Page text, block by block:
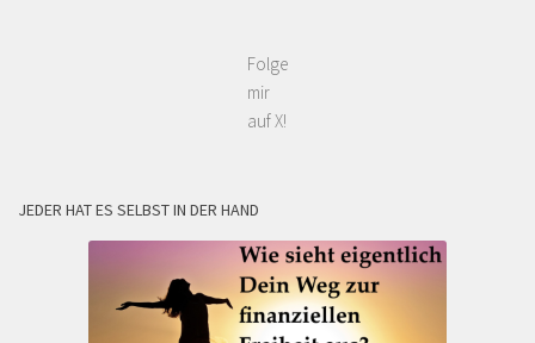
Folge
mir
auf X!
JEDER HAT ES SELBST IN DER HAND